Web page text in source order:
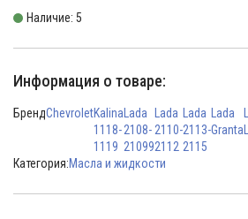
Наличие: 5
Информация о товаре:
БрендChevroletKalina
1118-
1119
Lada
2108-
21099
Lada
2110-
2112
Lada
2113-
2115
Lada
Granta
Категория:Масла и жидкости